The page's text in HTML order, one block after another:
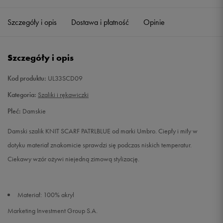
Szczegóły i opis Dostawa i płatność Opinie
Szczegóły i opis
Kod produktu: UL33SCD09
Kategoria: Szaliki i rękawiczki
Płeć: Damskie
Damski szalik KNIT SCARF PATRLBLUE od marki Umbro. Ciepły i miły w
dotyku materiał znakomicie sprawdzi się podczas niskich temperatur.
Ciekawy wzór ożywi niejedną zimową stylizację.
Materiał: 100% akryl
Marketing Investment Group S.A.